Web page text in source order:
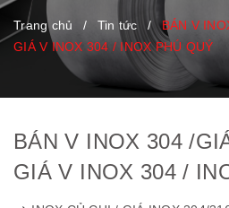
Trang chủ / Tin tức /
BÁN V
GIÁ V INOX 304 / INOX PHÚ QUÝ
BÁN V INOX 304 /
GIÁ V INOX 304 /